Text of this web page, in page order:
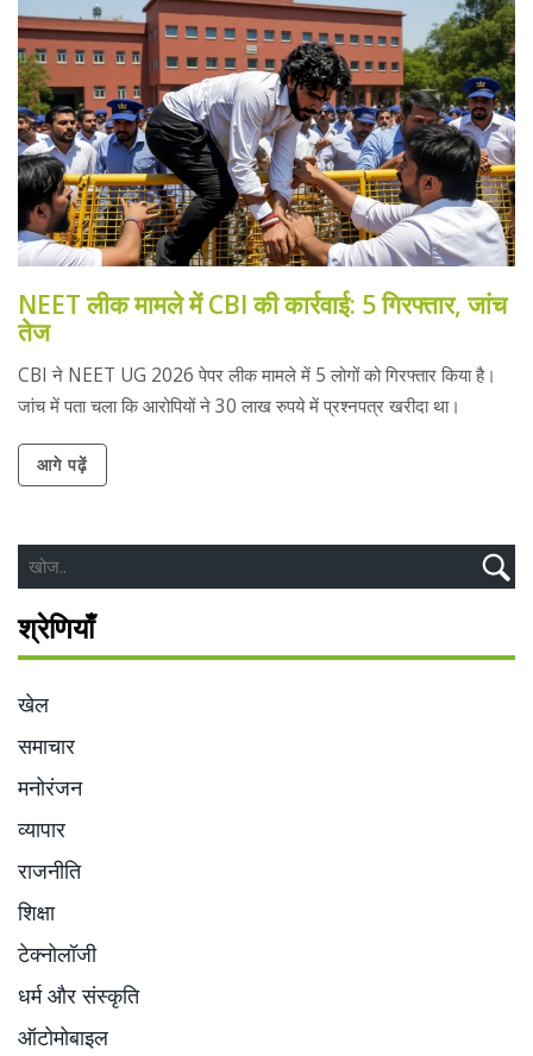
NEET लीक मामले में CBI की कार्रवाई: 5 गिरफ्तार, जांच
तेज
CBI ने NEET UG 2026 पेपर लीक मामले में 5 लोगों को गिरफ्तार किया है।
जांच में पता चला कि आरोपियों ने 30 लाख रुपये में प्रश्नपत्र खरीदा था।
आगे पढ़ें
श्रेणियाँ
खेल
समाचार
मनोरंजन
व्यापार
राजनीति
शिक्षा
टेक्नोलॉजी
धर्म और संस्कृति
ऑटोमोबाइल